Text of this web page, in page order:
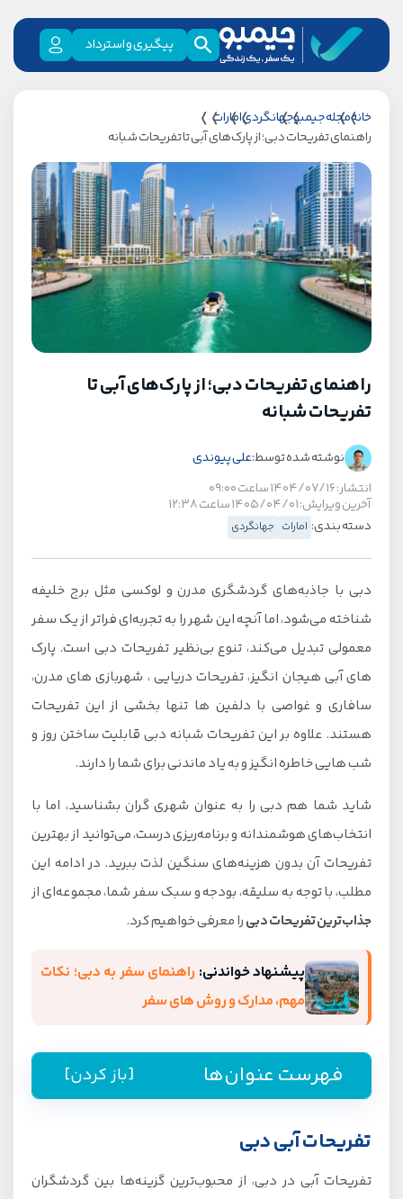
پیگیری و استرداد
خانهمجله جیمبوجهانگردیامارات
راهنمای تفریحات دبی؛ از پارک‌های آبی تا تفریحات شبانه
راهنمای تفریحات دبی؛ از پارک‌های آبی تا
تفریحات شبانه
نوشته شده توسط:علی پیوندی
انتشار: ۱۴۰۴/۰۷/۱۶ ساعت ۰۹:۰۰
آخرین ویرایش: ۱۴۰۵/۰۴/۰۱ ساعت ۱۲:۳۸
دسته بندی: امارات جهانگردی
دبی با جاذبه‌های گردشگری مدرن و لوکسی مثل برج خلیفه
شناخته می‌شود، اما آنچه این شهر را به تجربه‌ای فراتر از یک سفر
معمولی تبدیل می‌کند، تنوع بی‌نظیر تفریحات دبی است. پارک
های آبی هیجان انگیز، تفریحات دریایی ، شهربازی های مدرن،
سافاری و غواصی با دلفین ها تنها بخشی از این تفریحات
هستند. علاوه بر این تفریحات شبانه دبی قابلیت ساختن روز و
شب هایی خاطره انگیز و به یاد ماندنی برای شما را دارند.
شاید شما هم دبی را به عنوان شهری گران بشناسید، اما با
انتخاب‌های هوشمندانه و برنامه‌ریزی درست، می‌توانید از بهترین
تفریحات آن بدون هزینه‌های سنگین لذت ببرید. در ادامه این
مطلب، با توجه به سلیقه، بودجه و سبک سفر شما، مجموعه‌ای از
جذاب‌ترین تفریحات دبیرا معرفی خواهیم کرد.
پیشنهاد خواندنی: راهنمای سفر به دبی؛ نکات
مهم، مدارک و روش های سفر
فهرست عنوان‌ها [باز کردن]
پارک آبی آتلانتیس دبی
پارک آبی وایلد وادی دبی
تفریحات آبی دبی
تفریحات آبی در دبی، از محبوب‌ترین گزینه‌ها بین گردشگران